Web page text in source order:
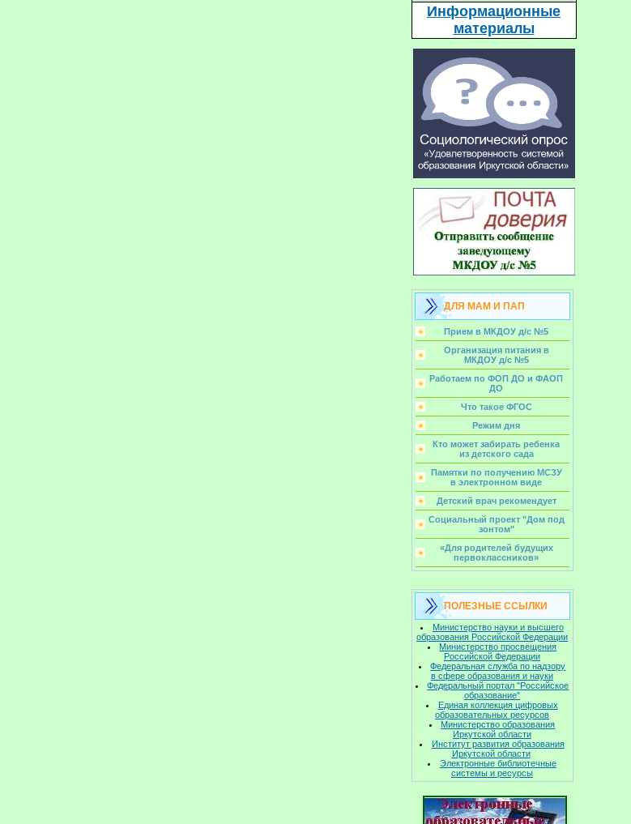
Информационные
материалы
ДЛЯ МАМ И ПАП
Прием в МКДОУ д/с №5
Организация питания в
МКДОУ д/с №5
Работаем по ФОП ДО и ФАОП
ДО
Что такое ФГОС
Режим дня
Кто может забирать ребенка
из детского сада
Памятки по получению МСЗУ
в электронном виде
Детский врач рекомендует
Социальный проект "Дом под
зонтом"
«Для родителей будущих
первоклассников»
ПОЛЕЗНЫЕ ССЫЛКИ
Министерство науки и высшего
образования Российской Федерации
Министерство просвещения
Российской Федерации
Федеральная служба по надзору
в сфере образования и науки
Федеральный портал "Российское
образование"
Единая коллекция цифровых
образовательных ресурсов
Министерство образования
Иркутской области
Институт развития образования
Иркутской области
Электронные библиотечные
системы и ресурсы